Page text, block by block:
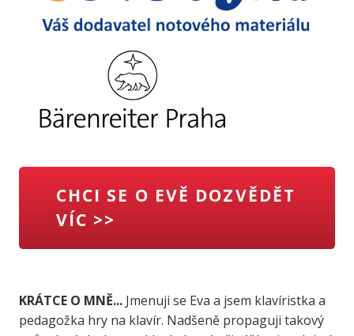
CHCI SE O EVĚ DOZVĚDĚT
VÍC >>
KRÁTCE O MNĚ...Jmenuji se Eva a jsem klavíristka a
pedagožka hry na klavír. Nadšeně propaguji takový